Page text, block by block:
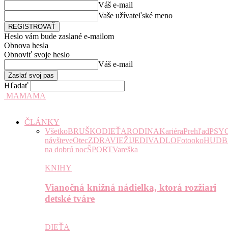
Váš e-mail
Vaše užívateľské meno
Heslo vám bude zaslané e-mailom
Obnova hesla
Obnoviť svoje heslo
Váš e-mail
Hľadať
MAMAMA
ČLÁNKY
VšetkoBRUŠKODIEŤARODINAKariéraPrehľad
návšteveOtecZDRAVIEŽIJEDIVADLOFotooko
na dobrú nocŠPORTVareška
KNIHY
Vianočná knižná nádielka, ktorá rozžiari
detské tváre
DIEŤA